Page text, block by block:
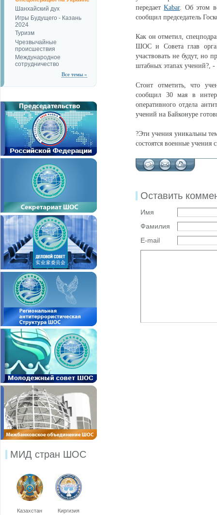
Шанхайский дух
Игры Будущего - Казань
2024
Туризм
Чрезвычайные
происшествия
Международное
сотрудничество
Все темы »
МИД стран ШОС
Казахстан Киргизия
передаетKabar. Об этом
сообщил председатель
Как он отметил,
ШОС и Совета глав
участвовать не будут, но
штабных этапах учений?,
Стоит отметить, что
сообщил 30 мая в
оперативного отдела
учений на Байконуре
?Эти учения уникальны
состоятся военные учения
Оставить
Имя
Фамилия
E-mail